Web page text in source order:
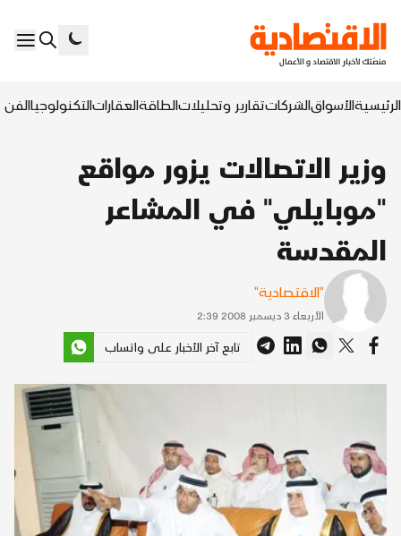
الرئيسيةالأسواقالشركاتتقارير وتحليلاتالطاقةالعقاراتالتكنولوجياالفن
وزير الاتصالات يزور مواقع
"موبايلي" في المشاعر
المقدسة
"الاقتصادية"
الأربعاء 3 ديسمبر 2008 2:39
تابع آخر الأخبار على واتساب